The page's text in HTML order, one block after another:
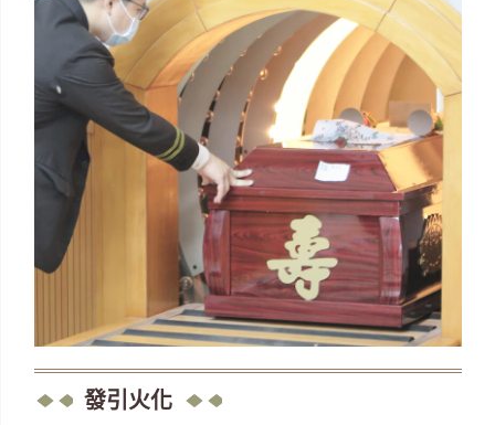
發引火化